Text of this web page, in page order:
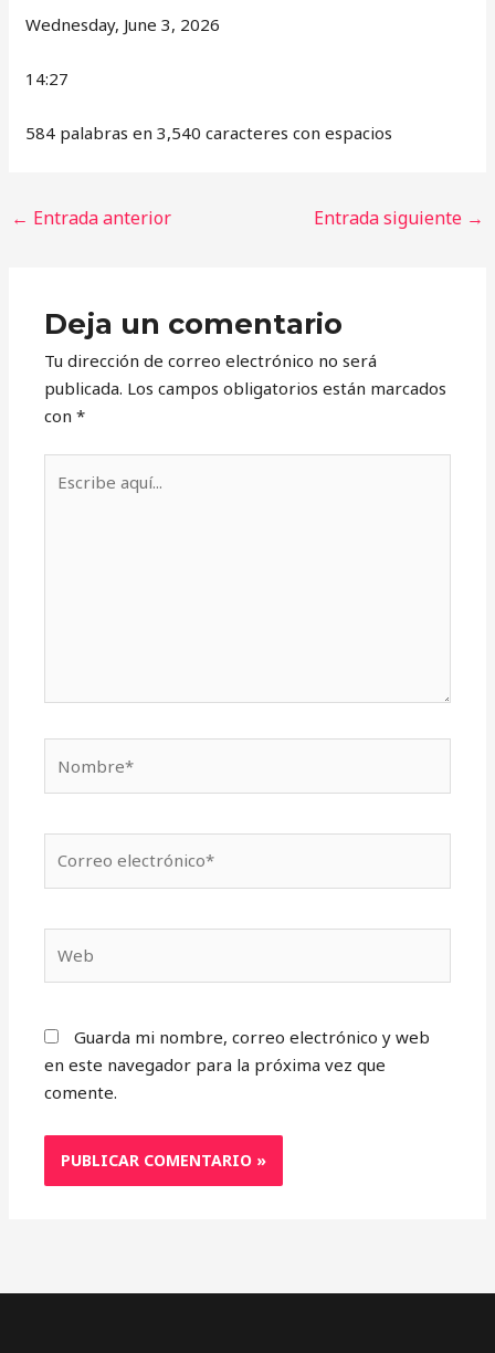
Wednesday, June 3, 2026
14:27
584 palabras en 3,540 caracteres con espacios
← Entrada anterior Entrada siguiente →
Deja un comentario
Tu dirección de correo electrónico no será
publicada. Los campos obligatorios están marcados
con*
aquí...
electrónico*
Guarda mi nombre, correo electrónico y web
en este navegador para la próxima vez que
comente.